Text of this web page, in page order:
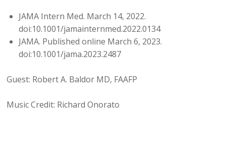
JAMA Intern Med. March 14, 2022.
doi:10.1001/jamainternmed.2022.0134
JAMA. Published online March 6, 2023.
doi:10.1001/jama.2023.2487
Guest: Robert A. Baldor MD, FAAFP
Music Credit: Richard Onorato